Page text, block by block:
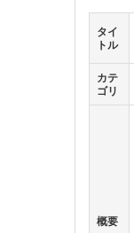
タイ
トル
カテ
ゴリ
概要